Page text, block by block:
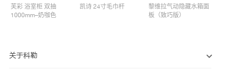
芙彩 浴室柜 双抽
1000mm–奶咖色
凯诗 24寸毛巾杆​
黎维拉气动隐藏水箱面
板（致巧版）
关于科勒